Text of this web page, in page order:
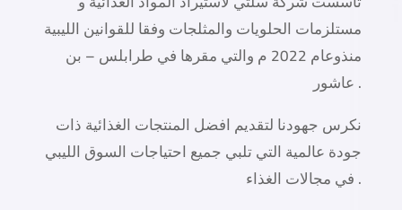
مستلزمات الحلويات والمثلجات وفقا للقوانين الليبية
منذوعام 2022 م والتي مقرها في طرابلس – بن
عاشور .
نكرس جهودنا لتقديم افضل المنتجات الغذائية ذات
جودة عالمية التي تلبي جميع احتياجات السوق الليبي
في مجالات الغذاء .